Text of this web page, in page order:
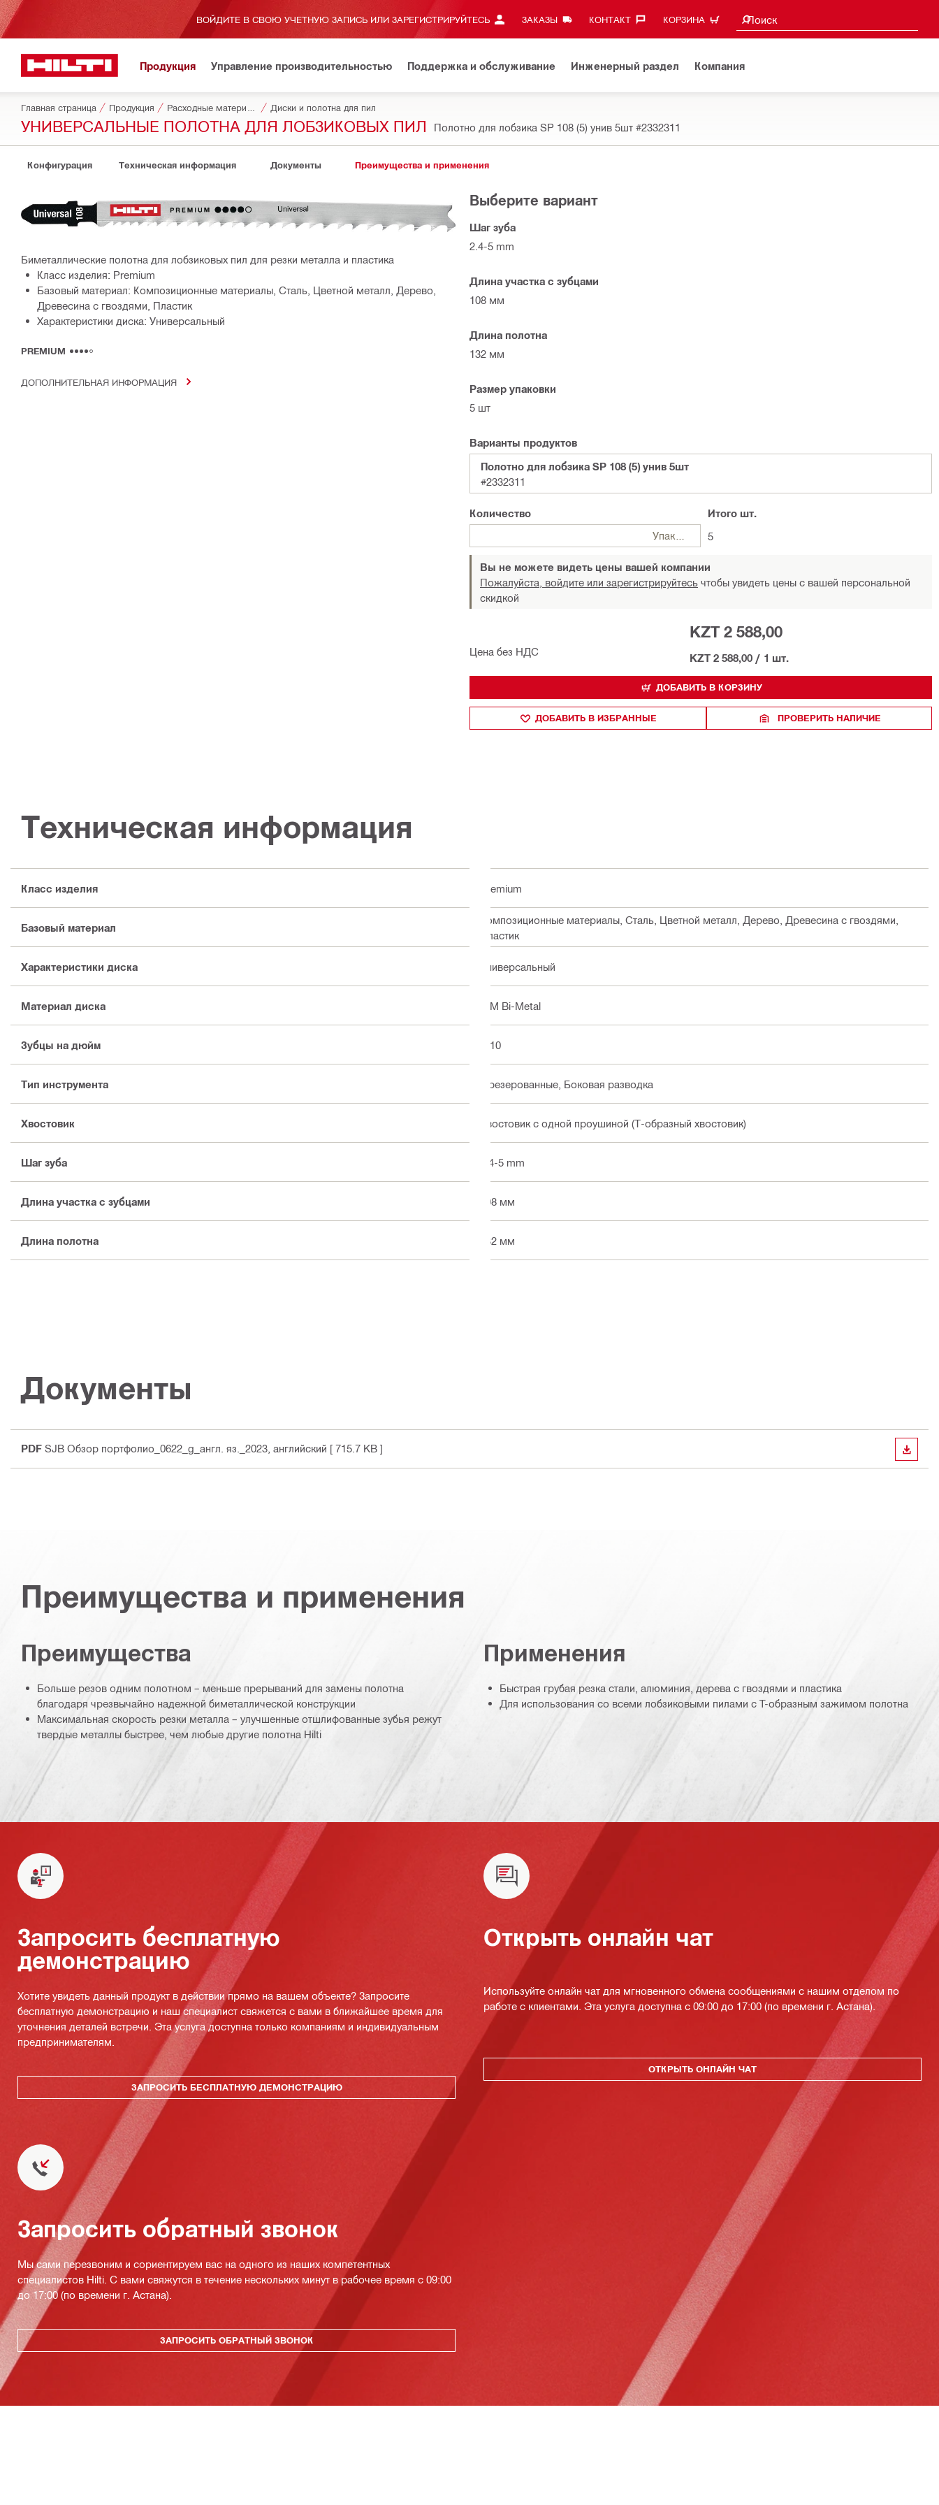
ВОЙДИТЕ В СВОЮ УЧЕТНУЮ ЗАПИСЬ ИЛИ ЗАРЕГИСТРИРУЙТЕСЬ ЗАКАЗЫ КОНТАКТ‎ КОРЗИНА Поиск
Поиск предложений
Продукция Управление производительностью Поддержка и обслуживание Инженерный раздел Компания
Главная страница Продукция Диски и полотна для пил
УНИВЕРСАЛЬНЫЕ ПОЛОТНА ДЛЯ ЛОБЗИКОВЫХ ПИЛ Полотно для лобзика SP 108 (5) унив 5шт #2332311
Конфигурация Техническая информация Документы Преимущества и применения
Биметаллические полотна для лобзиковых пил для резки металла и пластика
Класс изделия: Premium
Базовый материал: Композиционные материалы, Сталь, Цветной металл, Дерево,
Древесина с гвоздями, Пластик
Характеристики диска: Универсальный
PREMIUM
ДОПОЛНИТЕЛЬНАЯ ИНФОРМАЦИЯ
Выберите вариант
Шаг зуба
2.4-5 mm
Длина участка с зубцами
108 мм
Длина полотна
132 мм
Размер упаковки
5 шт
Варианты продуктов
Полотно для лобзика SP 108 (5) унив 5шт
#2332311
Количество
Упаковка
Итого шт.
5
Вы не можете видеть цены вашей компании
Пожалуйста, войдите или зарегистрируйтесь чтобы увидеть цены с вашей персональной
скидкой
Цена без НДС
KZT 2 588,00
KZT 2 588,00 / 1 шт.
ДОБАВИТЬ В КОРЗИНУ
ДОБАВИТЬ В ИЗБРАННЫЕ ПРОВЕРИТЬ НАЛИЧИЕ
Техническая информация
Класс изделия Premium
Базовый материал
Композиционные материалы, Сталь, Цветной металл, Дерево, Древесина с гвоздями,
Пластик
Характеристики диска Универсальный
Материал диска BIM Bi-Metal
Зубцы на дюйм 5-10
Тип инструмента Фрезерованные, Боковая разводка
Хвостовик Хвостовик с одной проушиной (Т-образный хвостовик)
Шаг зуба 2.4-5 mm
Длина участка с зубцами 108 мм
Длина полотна 132 мм
Документы
PDF SJB Обзор портфолио_0622_g_англ. яз._2023 , английский [ 715.7 KB ]
Преимущества и применения
Преимущества
Больше резов одним полотном – меньше прерываний для замены полотна
благодаря чрезвычайно надежной биметаллической конструкции
Максимальная скорость резки металла – улучшенные отшлифованные зубья режут
твердые металлы быстрее, чем любые другие полотна Hilti
Применения
Быстрая грубая резка стали, алюминия, дерева с гвоздями и пластика
Для использования со всеми лобзиковыми пилами с T-образным зажимом полотна
Запросить бесплатную
демонстрацию
Хотите увидеть данный продукт в действии прямо на вашем объекте? Запросите
бесплатную демонстрацию и наш специалист свяжется с вами в ближайшее время для
уточнения деталей встречи. Эта услуга доступна только компаниям и индивидуальным
предпринимателям.
ЗАПРОСИТЬ БЕСПЛАТНУЮ ДЕМОНСТРАЦИЮ
Открыть онлайн чат
Используйте онлайн чат для мгновенного обмена сообщениями с нашим отделом по
работе с клиентами. Эта услуга доступна с 09:00 до 17:00 (по времени г. Астана).
ОТКРЫТЬ ОНЛАЙН ЧАТ
Запросить обратный звонок
Мы сами перезвоним и сориентируем вас на одного из наших компетентных
специалистов Hilti. С вами свяжутся в течение нескольких минут в рабочее время с 09:00
до 17:00 (по времени г. Астана).
ЗАПРОСИТЬ ОБРАТНЫЙ ЗВОНОК